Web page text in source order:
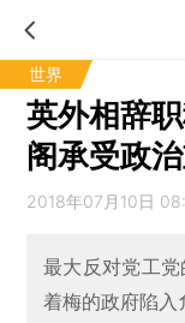
世界
英外相辞
阁承受​政
2018年07月10日
最大反对党工
着梅的政府陷入